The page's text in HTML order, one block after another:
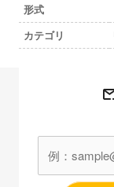
形式
カテゴリ